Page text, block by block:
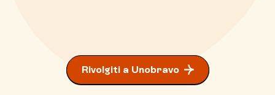
Comportamentale
Psicologa ad orientamento Analitico
Transazionale
Marco Cappadonna
Psicologo ad orientamento Sistemico-Relazionale
Rivolgiti a Unobravo